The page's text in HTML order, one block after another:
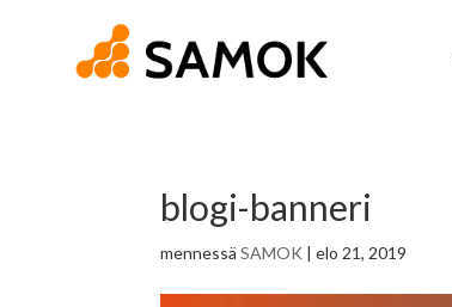
blogi-banneri
mennessäSAMOK |elo 21, 2019